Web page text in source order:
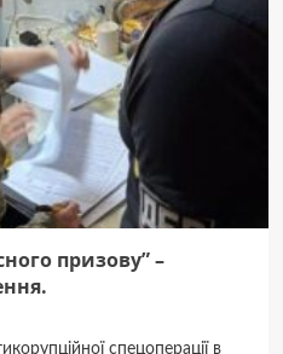
призову” –
спецоперації в